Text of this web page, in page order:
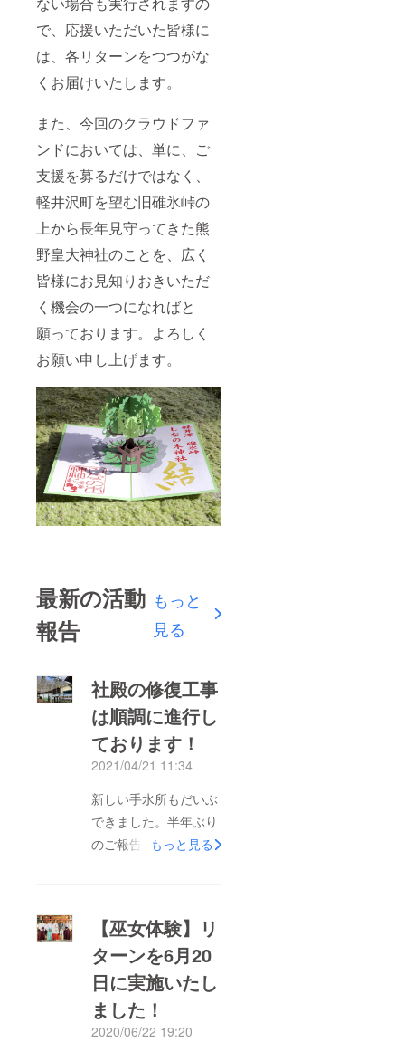
で、応援いただいた皆様に
は、各リターンをつつがな
くお届けいたします。
また、今回のクラウドファ
ンドにおいては、単に、ご
支援を募るだけではなく、
軽井沢町を望む旧碓氷峠の
上から長年見守ってきた熊
野皇大神社のことを、広く
皆様にお見知りおきいただ
く機会の一つになればと
願っております。よろしく
お願い申し上げます。
最新の活動
報告
もっと
見る
社殿の修復工事
は順調に進行し
ております！
2021/04/21 11:34
新しい手水所もだいぶ
できました。半年ぶり
のご報告になります
の、社務所の修復と新
社殿の建設は順調に進
んでおります。みなさ
ま本当にありがとうご
ざいました。現在の予
もっと見る
【巫女体験】リ
ターンを6月20
日に実施いたし
ました！
2020/06/22 19:20